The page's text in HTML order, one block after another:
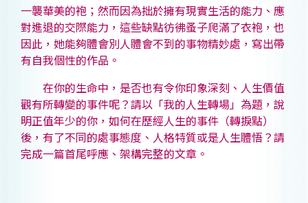
一襲華美的袍；然而因為拙於擁有現實生活的能力、應
對進退的交際能力，這些缺點彷彿蚤子爬滿了衣袍，也
因此，她能夠體會別人體會不到的事物精妙處，寫出帶
有自我個性的作品。
在你的生命中，是否也有令你印象深刻、人生價值
觀有所轉變的事件呢？請以「我的人生轉場」為題，說
明正值年少的你，如何在歷經人生的事件（轉捩點）
後，有了不同的處事態度、人格特質或是人生體悟？請
完成一篇首尾呼應、架構完整的文章。